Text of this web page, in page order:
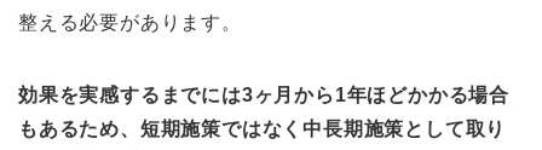
整える必要があります。
効果を実感するまでには3ヶ月から1年ほどかかる場合
もあるため、短期施策ではなく中長期施策として取り